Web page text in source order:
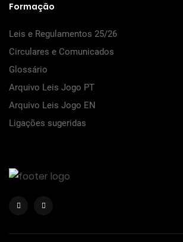
Formação
Leis e Regulamentos 25/26
Circulares e Comunicados
Glossário
Arquivo Leis Jogo PT
Arquivo Leis Jogo EN
Ligações sugeridas